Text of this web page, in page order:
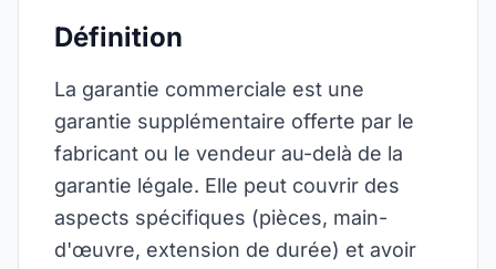
Définition
La garantie commerciale est une
garantie supplémentaire offerte par le
fabricant ou le vendeur au-delà de la
garantie légale. Elle peut couvrir des
aspects spécifiques (pièces, main-
d'œuvre, extension de durée) et avoir